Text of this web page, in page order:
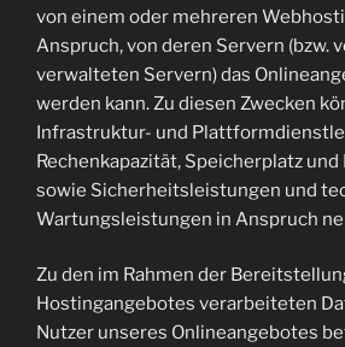
von einem oder mehreren
Anspruch, von deren Servern (bzw.
verwalteten Servern) das
werden kann. Zu diesen Zwecken
Infrastruktur- und
Rechenkapazität, Speicherplatz
sowie Sicherheitsleistungen und
Wartungsleistungen in Anspruch
Zu den im Rahmen der
Hostingangebotes verarbeiteten
Nutzer unseres Onlineangebotes